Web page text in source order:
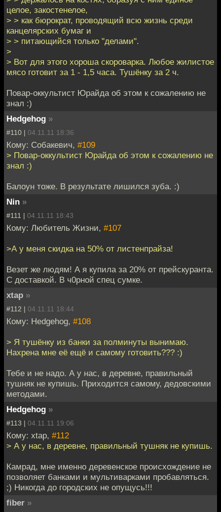
целое, закостенелое,
> > как бюрократ, проводящий всю жизнь среди
канцелярских бумаг и
> > питающийся только "делами".
>
> Вот для этого хороша скороварка. Любое жилистое
мясо готовит за 1 - 1,5 часа. Тушёнку за 2 ч.
Повар-оккультист Юрайда об этом к сожалению не
знал :)
Hedgehog »
#110 | 04.11.11 18:36
Кому: Собакевич, #109
> Повар-оккультист Юрайда об этом к сожалению не
знал :)
Балоун тоже. В результате лишился зуба. :)
Nin »
#111 | 04.11.11 18:43
Кому: Любитель Жизни, #107
>А у меня скидка на 50% от листенпрайза!
Везет же людям! А я купила за 20% от прейскуранта.
С доставкой. В ч0рной спец сумке.
xtap »
#112 | 04.11.11 18:44
Кому: Hedgehog, #108
> Я тушёнку из банки за полминуты вынимаю.
Нахрена мне её ещё и самому готовить??? :)
Тебе и не надо. А у нас, в деревне, правильный
тушняк не купишь. Приходится самому, дедовскими
методами.
Hedgehog »
#113 | 04.11.11 19:06
Кому: xtap, #112
> А у нас, в деревне, правильный тушняк не купишь.
Камрад, мне именно деревенское происхождение не
позволяет банками и мультиварками пробавляться.
;) Никогда до городских не опущусь!!!
fiber »